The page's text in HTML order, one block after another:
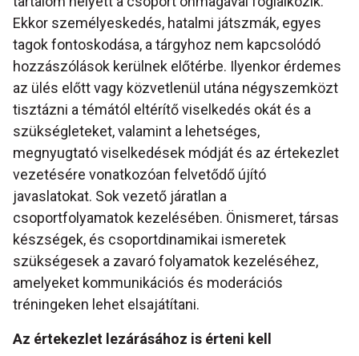
Ekkor személyeskedés, hatalmi játszmák, egyes
tagok fontoskodása, a tárgyhoz nem kapcsolódó
hozzászólások kerülnek előtérbe. Ilyenkor érdemes
az ülés előtt vagy közvetlenül utána négyszemközt
tisztázni a témától eltérítő viselkedés okát és a
szükségleteket, valamint a lehetséges,
megnyugtató viselkedések módját és az értekezlet
vezetésére vonatkozóan felvetődő újító
javaslatokat. Sok vezető járatlan a
csoportfolyamatok kezelésében. Önismeret, társas
készségek, és csoportdinamikai ismeretek
szükségesek a zavaró folyamatok kezeléséhez,
amelyeket kommunikációs és moderációs
tréningeken lehet elsajátítani.
Az értekezlet lezárásához is érteni kell